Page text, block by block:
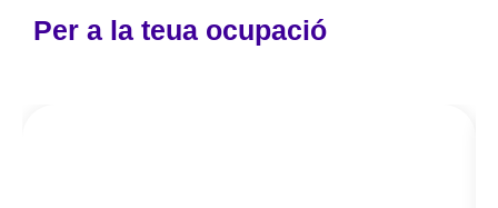
Per a la teua ocupació